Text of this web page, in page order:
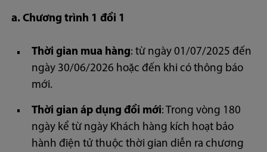
a. Chương trình 1 đổi 1
Thời gian mua hàng: từ ngày 01/07/2025 đến
ngày 30/06/2026 hoặc đến khi có thông báo
mới.
Thời gian áp dụng đổi mới: Trong vòng 180
ngày kể từ ngày Khách hàng kích hoạt bảo
hành điện tử thuộc thời gian diễn ra chương